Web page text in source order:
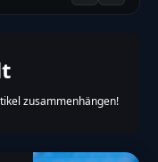
zusammenhängen!